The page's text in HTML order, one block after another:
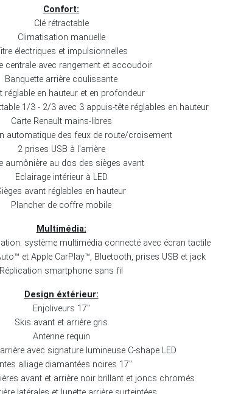
Confort:
Clé rétractable
Climatisation manuelle
électriques et impulsionnelles
centrale avec rangement et accoudoir
Banquette arrière coulissante
réglable en hauteur et en profondeur
1/3 - 2/3 avec 3 appuis-tête réglables en hauteur
Carte Renault mains-libres
automatique des feux de route/croisement
2 prises USB à l'arrière
aumônière au dos des sièges avant
Eclairage intérieur à LED
avant réglables en hauteur
Plancher de coffre mobile
Multimédia:
système multimédia connecté avec écran tactile
et Apple CarPlay™, Bluetooth, prises USB et jack
Réplication smartphone sans fil
Design éxtérieur:
Enjoliveurs 17''
Skis avant et arrière gris
Antenne requin
avec signature lumineuse C-shape LED
alliage diamantées noires 17''
avant et arrière noir brillant et joncs chromés